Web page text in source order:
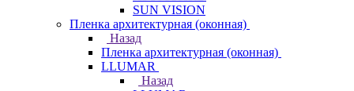
SUN VISION
Пленка архитектурная (оконная)
Назад
Пленка архитектурная (оконная)
LLUMAR
Назад